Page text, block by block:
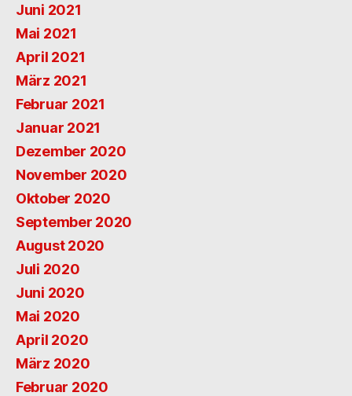
Juni 2021
Mai 2021
April 2021
März 2021
Februar 2021
Januar 2021
Dezember 2020
November 2020
Oktober 2020
September 2020
August 2020
Juli 2020
Juni 2020
Mai 2020
April 2020
März 2020
Februar 2020